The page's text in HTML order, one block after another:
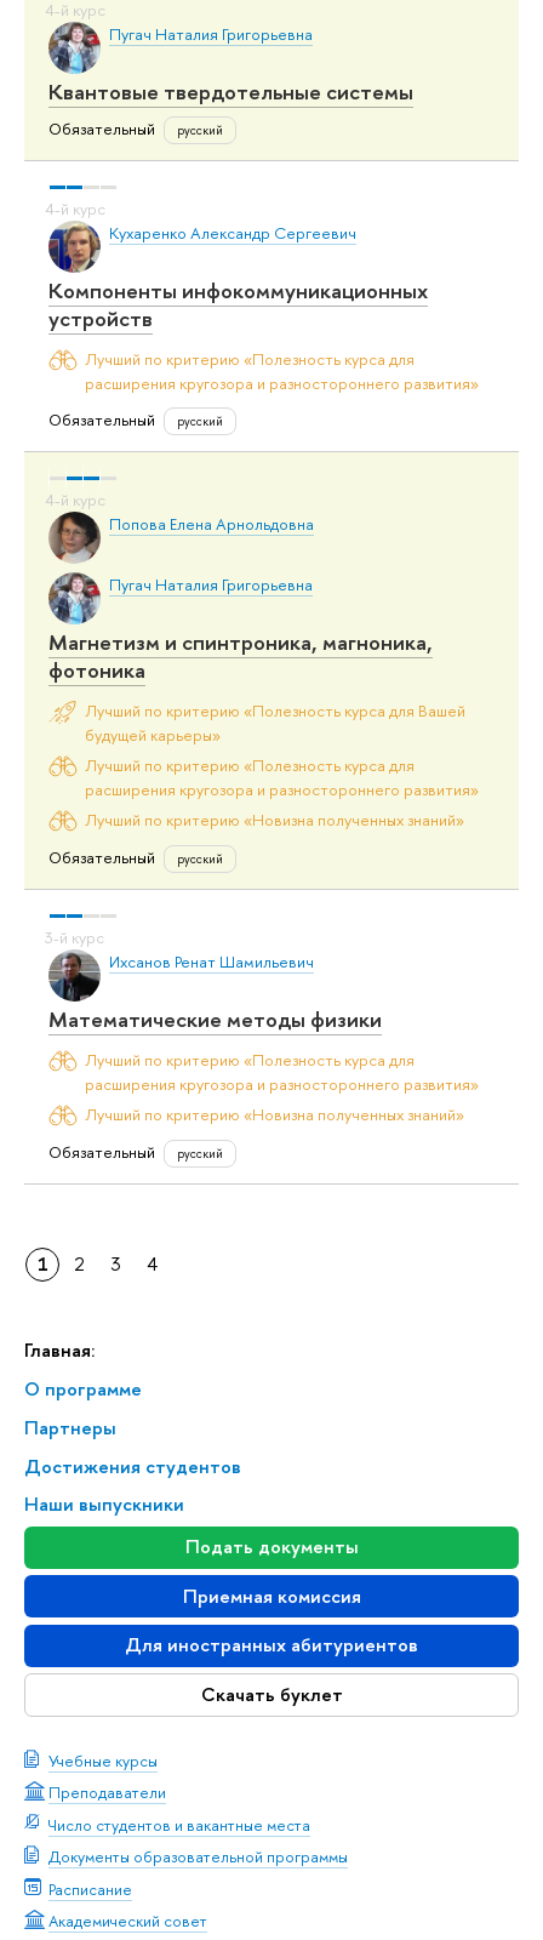
Главная:
О программе
Партнеры
Достижения студентов
Наши выпускники
Подать документы
Приемная комиссия
Для иностранных абитуриентов
Скачать буклет
Учебные курсы
Преподаватели
Число студентов и вакантные места
Документы образовательной программы
Расписание
Академический совет
Пугач Наталия Григорьевна
Квантовые твердотельные системы
Обязательный русский
Кухаренко Александр Сергеевич
Компоненты инфокоммуникационных
устройств
Лучший по критерию «Полезность курса для
расширения кругозора и разностороннего развития»
Обязательный
русский
Попова Елена Арнольдовна
Пугач Наталия Григорьевна
Магнетизм и спинтроника, магноника,
фотоника
Лучший по критерию «Полезность курса для Вашей
будущей карьеры»
Лучший по критерию «Полезность курса для
расширения кругозора и разностороннего развития»
Лучший по критерию «Новизна полученных знаний»
Обязательный
русский
Ихсанов Ренат Шамильевич
Математические методы физики
Лучший по критерию «Полезность курса для
расширения кругозора и разностороннего развития»
Лучший по критерию «Новизна полученных знаний»
Обязательный
русский
1 2 3 4